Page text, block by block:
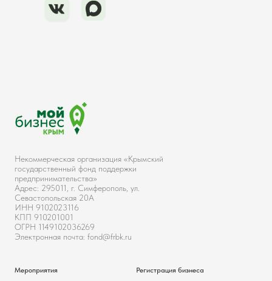
Некоммерческая организация «Крымский
государственный фонд поддержки
предпринимательства»
Адрес: 295011, г. Симферополь, ул.
Севастопольская 20А
ИНН 9102023116
КПП 910201001
ОГРН 1149102036269
Электронная почта: fond@frbk.ru
Мероприятия Регистрация бизнеса